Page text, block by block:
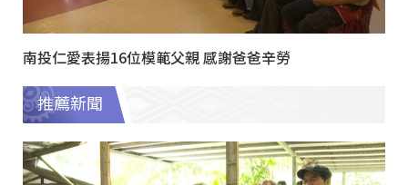
南投仁愛表揚16位模範父親 感謝爸爸辛勞
推薦新聞